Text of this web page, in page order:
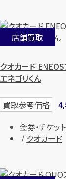
【
店舗買取
クオカード
エネゴリくん
買取参考価格
金券・チケット
クオカード